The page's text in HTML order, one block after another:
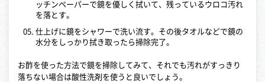
ッチンペーパーで鏡を優しく拭いて、残っているウロコ汚れ
を落とす。
仕上げに鏡をシャワーで洗い流す。その後タオルなどで鏡の
水分をしっかり拭き取ったら掃除完了。
お酢を使った方法で鏡を掃除してみて、それでも汚れがすっきり
落ちない場合は酸性洗剤を使うと良いでしょう。